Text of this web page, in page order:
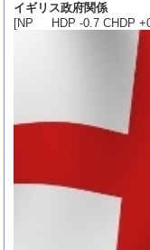
イギリス政府関係
[NP HDP -0.7 CHDP